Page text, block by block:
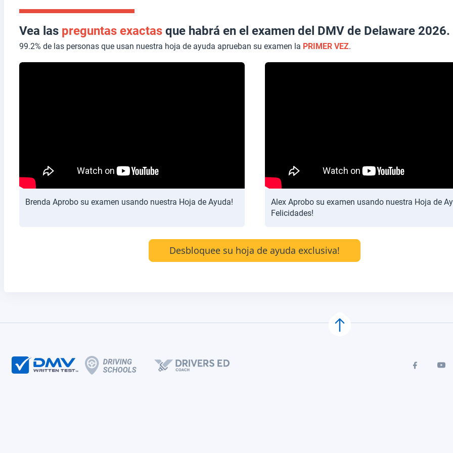
Vea las preguntas exactas que habrá en el examen del DMV de Delaware 2026.
99.2% de las personas que usan nuestra hoja de ayuda aprueban su examen la PRIMER VEZ.
Brenda Aprobo su examen usando nuestra Hoja de Ayuda!
Alex Aprobo su examen usando nuestra Hoja de
Felicidades!
Desbloquee su hoja de ayuda exclusiva!